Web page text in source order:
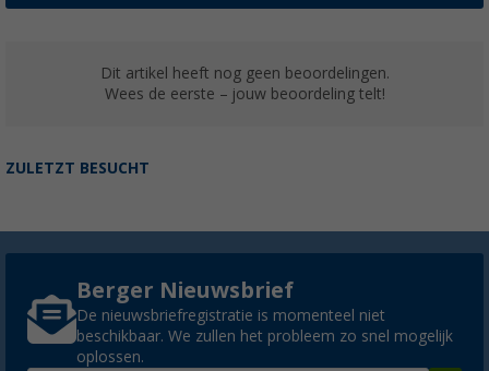
Dit artikel heeft nog geen beoordelingen.
Wees de eerste – jouw beoordeling telt!
ZULETZT BESUCHT
Berger Nieuwsbrief
De nieuwsbriefregistratie is momenteel niet
beschikbaar. We zullen het probleem zo snel mogelijk
oplossen.